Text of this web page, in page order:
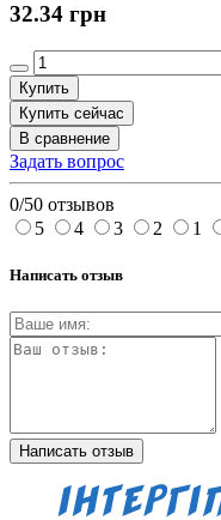
32.34 грн
Купить
Купить сейчас
В сравнение
Задать вопрос
0/50 отзывов
5
4 3 2 1
Написать отзыв
Написать отзыв